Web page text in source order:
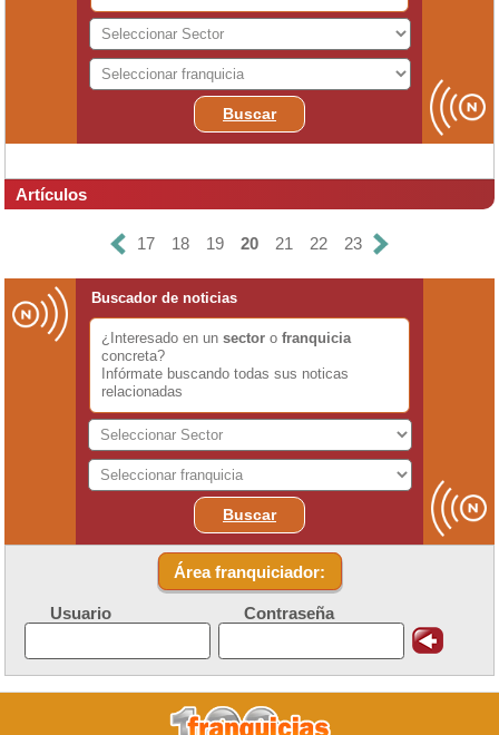
Buscar
Artículos
17 18 19 20 21 22 23
Buscador de noticias
¿Interesado en un sector o franquicia
concreta?
Infórmate buscando todas sus noticas
relacionadas
Buscar
Área franquiciador:
Usuario Contraseña